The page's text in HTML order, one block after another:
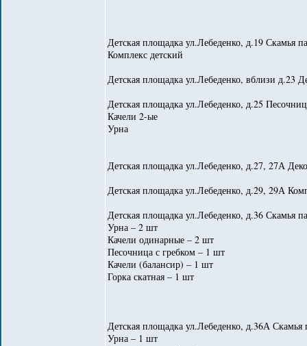
Детская площадка ул.Лебеденко, д.19 Скамья
Комплекс детский
Детская площадка ул.Лебеденко, вблизи д.23
Детская площадка ул.Лебеденко, д.25
Качели 2-ые
Урна
Детская площадка ул.Лебеденко, д.27, 27А
Детская площадка ул.Лебеденко, д.29, 29А
Детская площадка ул.Лебеденко, д.36 Скамья
Урна – 2 шт
Качели одинарные – 2 шт
Песочница с гребком – 1 шт
Качели (балансир) – 1 шт
Горка скатная – 1 шт
Детская площадка ул.Лебеденко, д.36А Скамья
Урна – 1 шт